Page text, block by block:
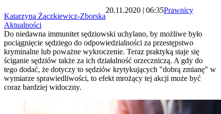
Katarzyna Żaczkiewicz-Zborska
20.11.2020 | 06:35Prawnicy
Aktualności
Do niedawna immunitet sędziowski uchylano, by możliwe było
pociągnięcie sędziego do odpowiedzialności za przestępstwo
kryminalne lub poważne wykroczenie. Teraz praktyką staje się
ściganie sędziów także za ich działalność orzeczniczą. A gdy do
tego dodać, że dotyczy to sędziów krytykujących "dobrą zmianę" w
wymiarze sprawiedliwości, to efekt mrożący tej akcji może być
coraz bardziej widoczny.